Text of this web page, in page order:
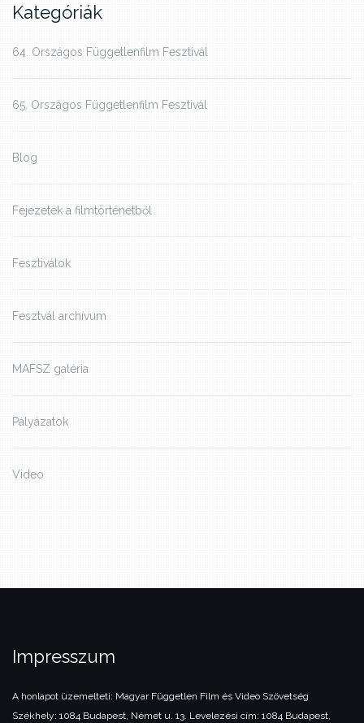
Kategóriák
64. Országos Függetlenfilm Fesztivál
65. Országos Függetlenfilm Fesztivál
Blog
Fejezetek a filmtörténetből
Fesztiválok
Fesztvál archívum
MAFSZ galéria
Pályázatok
Video
Impresszum
A honlapot üzemelteti: Magyar Független Film és Video Szövetség
Székhely: 1084 Budapest, Német u. 13. Levelezési cím: 1084 Budapest,